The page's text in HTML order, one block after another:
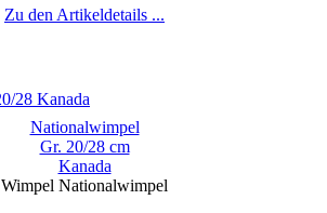
Zu den Artikeldetails ...
Nationalwimpel
Gr. 20/28 cm
Kanada
Wimpel Nationalwimpel